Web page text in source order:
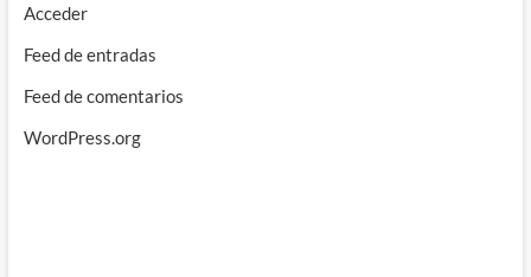
Acceder
Feed de entradas
Feed de comentarios
WordPress.org